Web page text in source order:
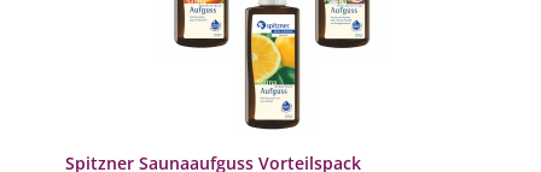
Spitzner Saunaaufguss Vorteilspack